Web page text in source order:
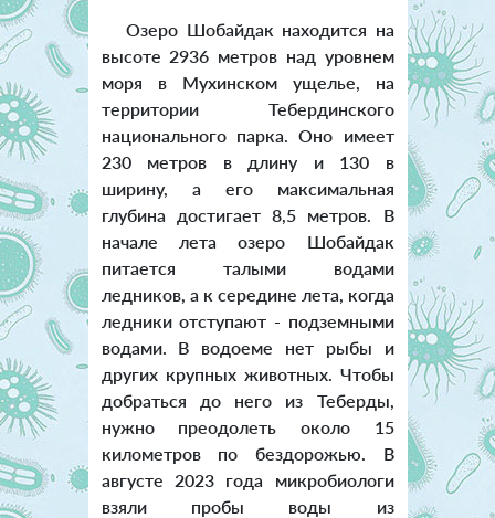
Озеро Шобайдак находится на
высоте 2936 метров над уровнем
моря в Мухинском ущелье, на
территории Тебердинского
национального парка. Оно имеет
230 метров в длину и 130 в
ширину, а его максимальная
глубина достигает 8,5 метров. В
начале лета озеро Шобайдак
питается талыми водами
ледников, а к середине лета, когда
ледники отступают - подземными
водами. В водоеме нет рыбы и
других крупных животных. Чтобы
добраться до него из Теберды,
нужно преодолеть около 15
километров по бездорожью. В
августе 2023 года микробиологи
взяли пробы воды из